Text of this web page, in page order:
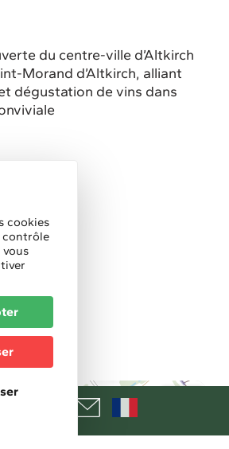
du centre-ville d’Altkirch
Morand d’Altkirch, alliant
dégustation de vins dans
cookies
contrôle